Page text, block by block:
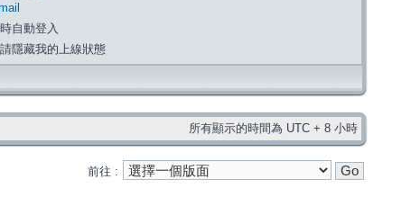
自動登入
隱藏我的上線狀態
所有顯示的時間為 UTC + 8 小時
前往 :